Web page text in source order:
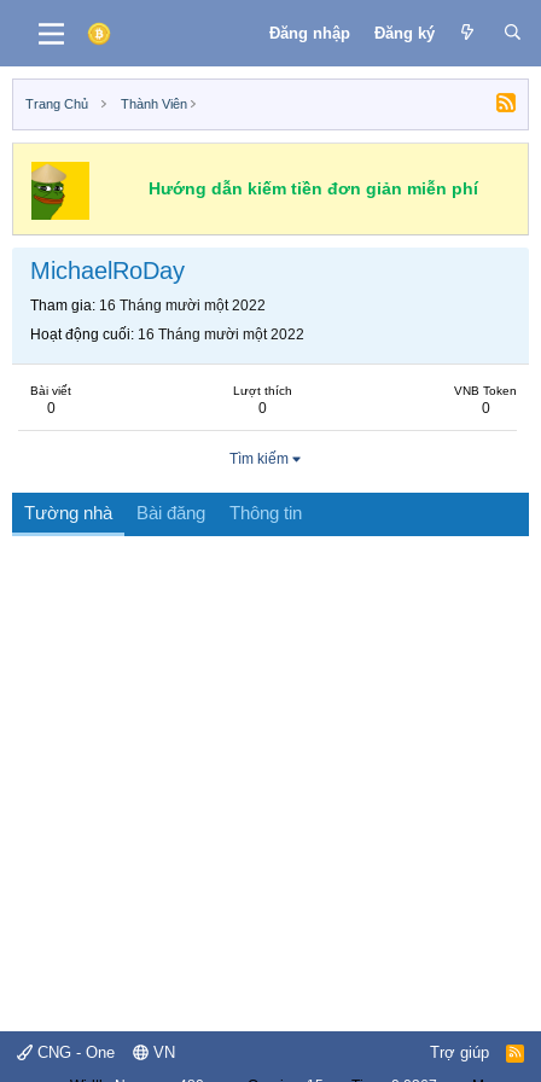
Đăng nhập Đăng ký
Trang Chủ Thành Viên
Hướng dẫn kiếm tiền đơn giản miễn phí
MichaelRoDay
Tham gia 16 Tháng mười một 2022
Hoạt động cuối 16 Tháng mười một 2022
Bài viết
0
Lượt thích
0
VNB Token
0
Tìm kiếm
Tường nhà Bài đăng Thông tin
CNG - One VN Trợ giúp
R